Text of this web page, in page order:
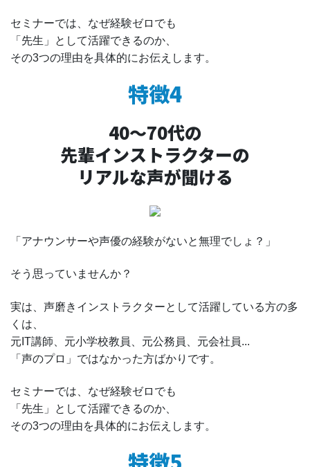
セミナーでは、なぜ経験ゼロでも
「先生」として活躍できるのか、
その3つの理由を具体的にお伝えします。
特徴4
40〜70代の
先輩インストラクターの
リアルな声が聞ける
「アナウンサーや声優の経験がないと無理でしょ？」
そう思っていませんか？
実は、声磨きインストラクターとして活躍している方の多
くは、
元IT講師、元小学校教員、元公務員、元会社員...
「声のプロ」ではなかった方ばかりです。
セミナーでは、なぜ経験ゼロでも
「先生」として活躍できるのか、
その3つの理由を具体的にお伝えします。